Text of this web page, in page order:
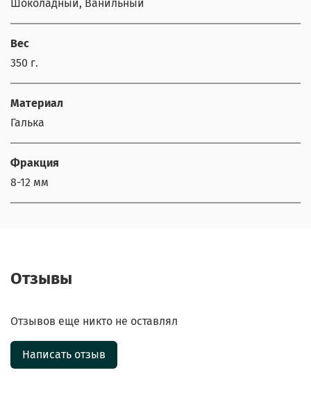
Шоколадный, Ванильный
Вес
350 г.
Материал
Галька
Фракция
8-12 мм
Отзывы
Отзывов еще никто не оставлял
Написать отзыв